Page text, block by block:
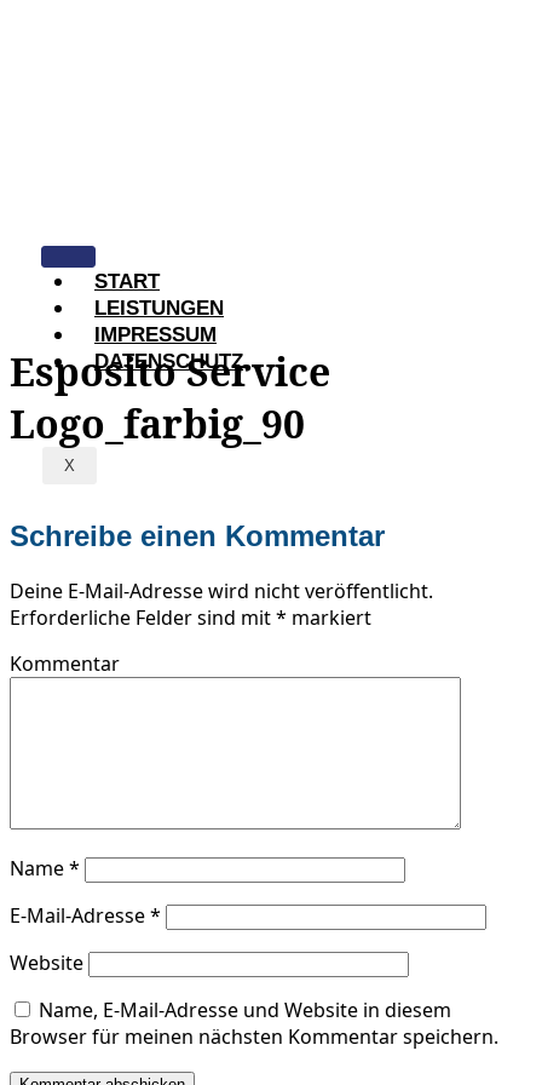
START
LEISTUNGEN
IMPRESSUM
DATENSCHUTZ
X
Esposito Service
Logo_farbig_90
Schreibe einen Kommentar
Deine E-Mail-Adresse wird nicht veröffentlicht.
Erforderliche Felder sind mit* markiert
Kommentar
Name*
E-Mail-Adresse*
Website
Name, E-Mail-Adresse und Website in diesem
Browser für meinen nächsten Kommentar speichern.